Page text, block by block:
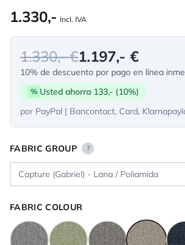
1.330,- Incl. IVA
1.330,- €1.197,- €
10% de descuento por pago en línea
% Usted ahorra 133,- (10%)
por PayPal | Bancontact, Card,
FABRIC GROUP ?
FABRIC COLOUR